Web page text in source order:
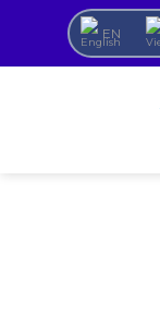
content
EN